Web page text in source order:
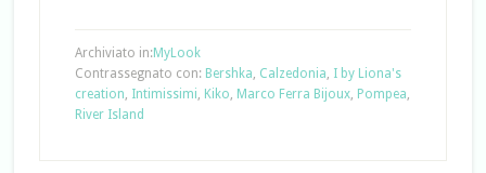
Archiviato in: MyLook
Contrassegnato con: Bershka, Calzedonia, I by Liona's
creation, Intimissimi, Kiko, Marco Ferra Bijoux, Pompea,
River Island